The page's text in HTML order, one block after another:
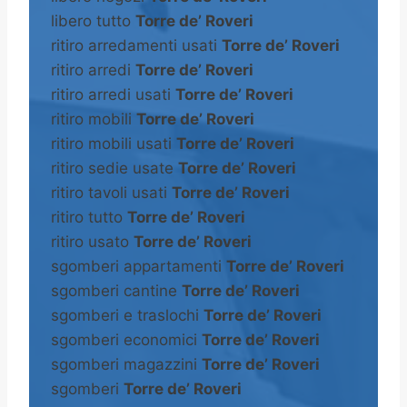
libero tutto Torre de’ Roveri
ritiro arredamenti usati Torre de’ Roveri
ritiro arredi Torre de’ Roveri
ritiro arredi usati Torre de’ Roveri
ritiro mobili Torre de’ Roveri
ritiro mobili usati Torre de’ Roveri
ritiro sedie usate Torre de’ Roveri
ritiro tavoli usati Torre de’ Roveri
ritiro tutto Torre de’ Roveri
ritiro usato Torre de’ Roveri
sgomberi appartamenti Torre de’ Roveri
sgomberi cantine Torre de’ Roveri
sgomberi e traslochi Torre de’ Roveri
sgomberi economici Torre de’ Roveri
sgomberi magazzini Torre de’ Roveri
sgomberi Torre de’ Roveri